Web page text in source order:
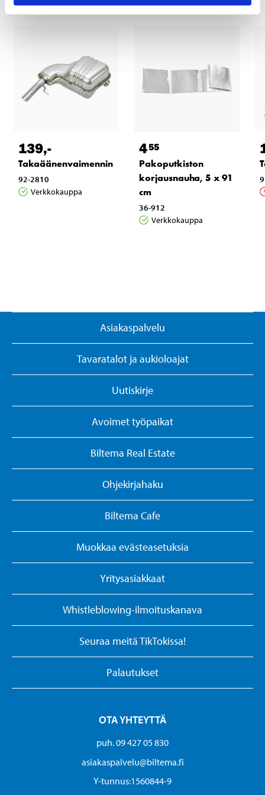
139,-
Takaäänenvaimennin
92-2810
Verkkokauppa
455
Pakoputkiston
korjausnauha, 5 x 91
cm
36-912
Verkkokauppa
Asiakaspalvelu
Tavaratalot ja aukioloajat
Uutiskirje
Avoimet työpaikat
Biltema Real Estate
Ohjekirjahaku
Biltema Cafe
Muokkaa evästeasetuksia
Yritysasiakkaat
Whistleblowing-ilmoituskanava
Seuraa meitä TikTokissa!
Palautukset
OTA YHTEYTTÄ
puh. 09 427 05 830
asiakaspalvelu@biltema.fi
Y-tunnus:1560844-9